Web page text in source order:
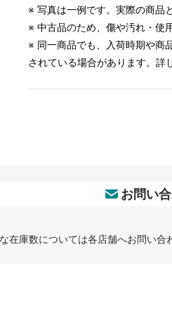
※ 写真は一例です。実際の商品
※ 中古品のため、傷や汚れ・使
※ 同一商品でも、入荷時期や商
されている場合があります。詳
お問い
庫数については各店舗へお問い合